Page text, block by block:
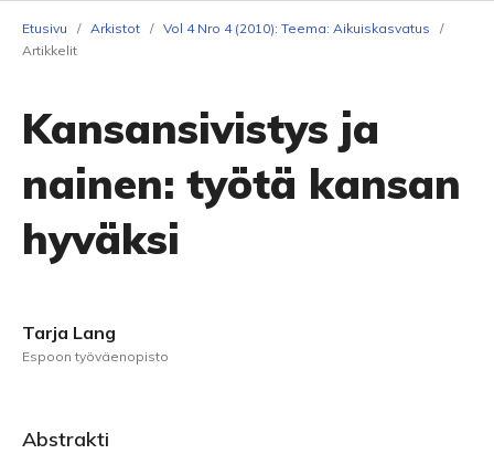
Etusivu / Arkistot / Vol 4 Nro 4 (2010): Teema: Aikuiskasvatus
/
Artikkelit
Kansansivistys ja
nainen: työtä kansan
hyväksi
Tarja Lang
Espoon työväenopisto
Abstrakti